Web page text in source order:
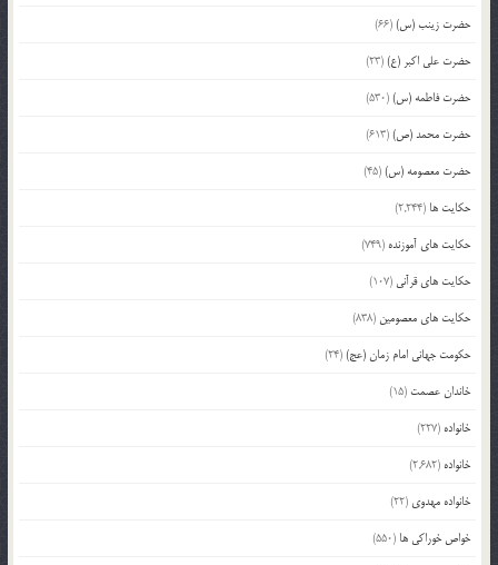
حضرت زینب (س)(66)
حضرت علی اکبر (ع)(23)
حضرت فاطمه (س)(530)
حضرت محمد (ص)(613)
حضرت معصومه (س)(45)
حکایت ها (2,244)
حکایت های آموزنده (749)
حکایت های قرآنی (107)
حکایت های معصومین (838)
حکومت جهانی امام زمان (عج)(24)
خاندان عصمت (15)
خانواده (227)
خانواده (2,682)
خانواده مهدوی (22)
خواص خوراکی ها (550)